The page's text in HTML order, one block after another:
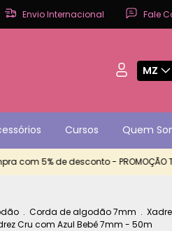
Envio Internacional Fale
MZ
Cursos Quem
5% de desconto - PROMOÇÃO
. Corda de algodão 7mm .
Cru com Azul Bebê 7mm - 50m